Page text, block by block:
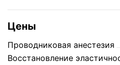
услуги, венерология,
травматология,
хирургия, медицинские
урология, акушерство,
ботулинотерапия,
Цены
Проводниковая анестезия